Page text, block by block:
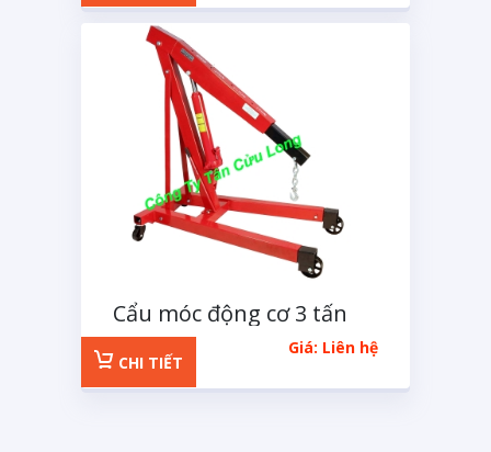
Cẩu móc động cơ 3 tấn
Giá: Liên hệ
CHI TIẾT